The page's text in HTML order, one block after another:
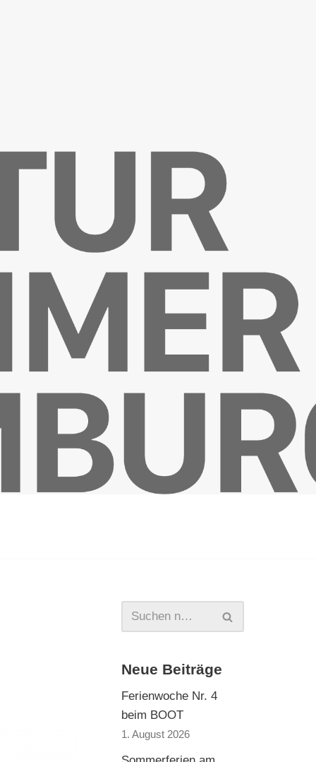
Neue Beiträge
Ferienwoche Nr. 4
beim BOOT
1. August 2026